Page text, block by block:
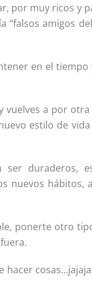
por muy ricos y
“falsos amigos
en el
vuelves a por
estilo de
ser duraderos,
nuevos hábitos,
ponerte otro
hacer